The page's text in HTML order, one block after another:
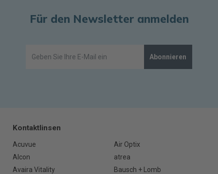
Für den Newsletter anmelden
Abonnieren
Kontaktlinsen
Acuvue
Air Optix
Alcon
atrea
Avaira Vitality
Bausch + Lomb